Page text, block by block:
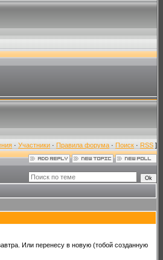
· Участники · Правила форума · Поиск · RSS ]
Или перенесу в новую (тобой созданную